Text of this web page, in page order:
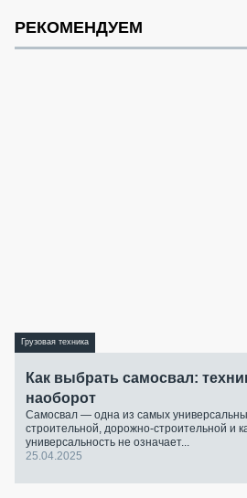
РЕКОМЕНДУЕМ
Грузовая техника
Как выбрать самосвал:
наоборот
Самосвал — одна из самых
строительной, дорожно-строительной и
универсальность не означает...
25.04.2025